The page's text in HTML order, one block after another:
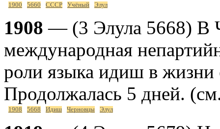
1900 5660 СССР Учёный Элул
1908 — (3 Элула 5668) В
международная
роли языка идиш в жизни
Продолжалась 5 дней.
1908 5668 Идиш Черновцы Элул